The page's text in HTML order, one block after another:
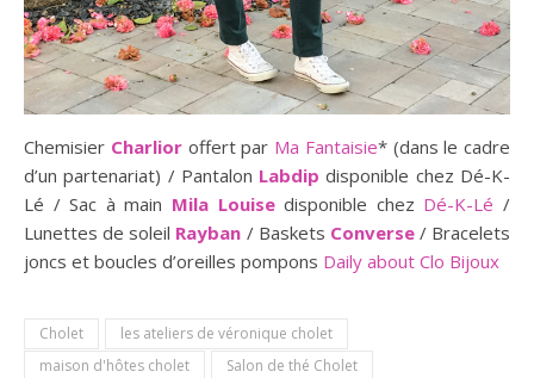
Chemisier Charlioroffert par Ma Fantaisie* (dans le cadre
d’un partenariat) / Pantalon Labdip disponible chez Dé-K-
Lé / Sac à main Mila Louisedisponible chez Dé-K-Lé /
Lunettes de soleil Rayban / Baskets Converse/ Bracelets
joncs et boucles d’oreilles pompons Daily about Clo Bijoux
Cholet
les ateliers de véronique cholet
maison d'hôtes cholet
Salon de thé Cholet